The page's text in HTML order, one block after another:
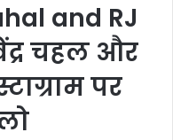
and RJ
चहल और
पर